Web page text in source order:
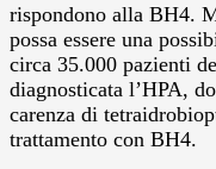
rispondono alla BH4.
possa essere una
circa 35.000 pazienti
diagnosticata l’HPA,
carenza di
trattamento con BH4.